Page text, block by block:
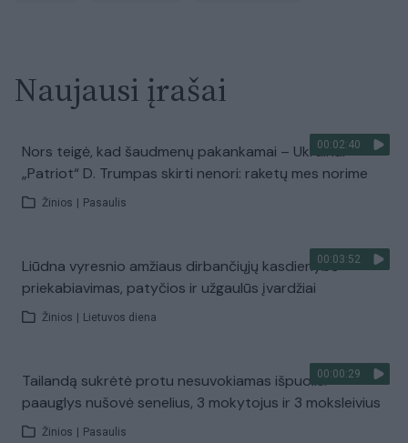
Naujausi įrašai
00:02:40
Nors teigė, kad šaudmenų pakankamai – Ukrainai
„Patriot“ D. Trumpas skirti nenori: raketų mes norime
Žinios Pasaulis
00:03:52
Liūdna vyresnio amžiaus dirbančiųjų kasdienybė –
priekabiavimas, patyčios ir užgaulūs įvardžiai
Žinios Lietuvos diena
00:00:29
Tailandą sukrėtė protu nesuvokiamas išpuolis:
paauglys nušovė senelius, 3 mokytojus ir 3 moksleivius
Žinios Pasaulis